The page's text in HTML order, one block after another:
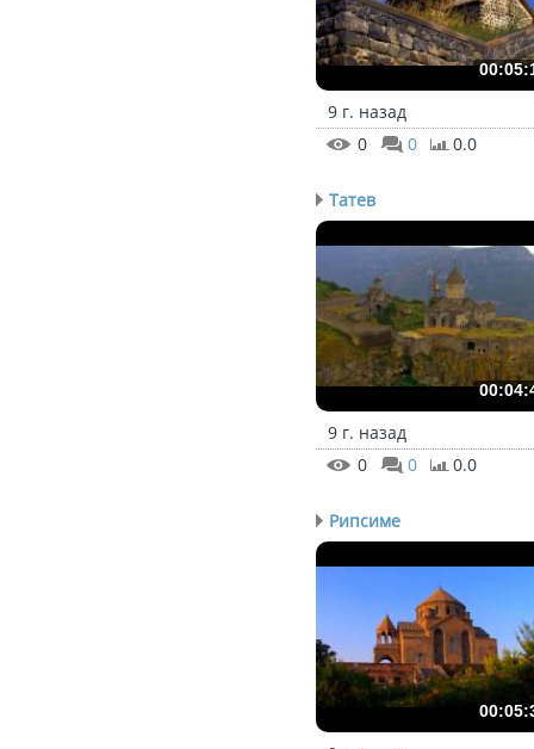
9 г. назад
0
0 0.0
Татев
9 г. назад
0
0 0.0
Рипсиме